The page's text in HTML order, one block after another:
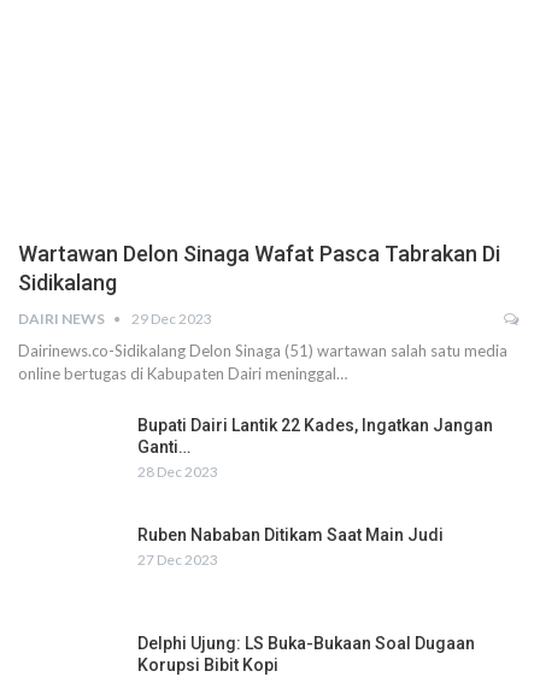
Wartawan Delon Sinaga Wafat Pasca Tabrakan Di
Sidikalang
DAIRI NEWS 29 Dec 2023
Dairinews.co-Sidikalang Delon Sinaga (51) wartawan salah satu media
online bertugas di Kabupaten Dairi meninggal…
Bupati Dairi Lantik 22 Kades, Ingatkan Jangan
Ganti…
28 Dec 2023
Ruben Nababan Ditikam Saat Main Judi
27 Dec 2023
Delphi Ujung: LS Buka-Bukaan Soal Dugaan
Korupsi Bibit Kopi